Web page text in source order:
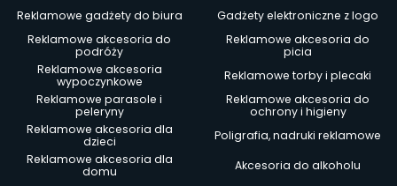
Reklamowe gadżety do biura
Gadżety elektroniczne z logo
Reklamowe akcesoria do
podróży
Reklamowe akcesoria do
picia
Reklamowe akcesoria
wypoczynkowe
Reklamowe torby i plecaki
Reklamowe parasole i
peleryny
Reklamowe akcesoria do
ochrony i higieny
Reklamowe akcesoria dla
dzieci
Poligrafia, nadruki reklamowe
Reklamowe akcesoria dla
domu
Akcesoria do alkoholu